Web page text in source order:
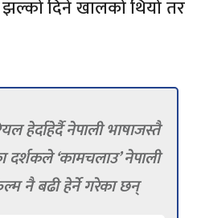
दिने खालको थियो तर
हेर्दाहेर्दै नेपाली भाषाजस्तै
दर्शकले ‘कामचलाउ’ नेपाली
नै बढी हेर्ने गरेका छन्